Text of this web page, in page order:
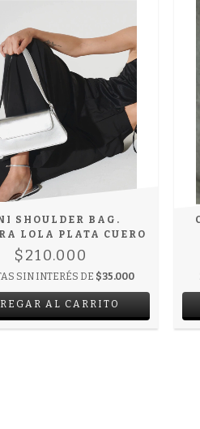
SHOULDER BAG.
LOLA PLATA CUERO
$210.000
SIN INTERÉS DE $35.000